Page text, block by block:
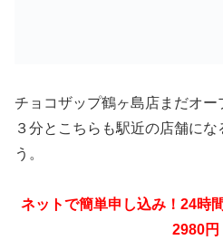
チョコザップ鶴ヶ島店まだオ
３分とこちらも駅近の店舗に
う。
ネットで簡単申し込み！24時
2980円